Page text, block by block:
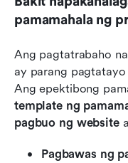
pamamahala ng
Ang pagtatrabaho
ay parang
template ng
pagbuo ng website
Pagbawas ng